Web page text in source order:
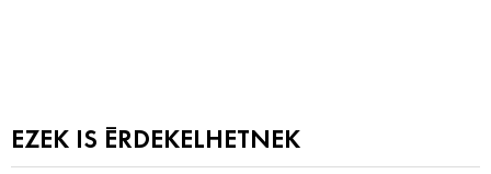
EZEK IS ÉRDEKELHETNEK